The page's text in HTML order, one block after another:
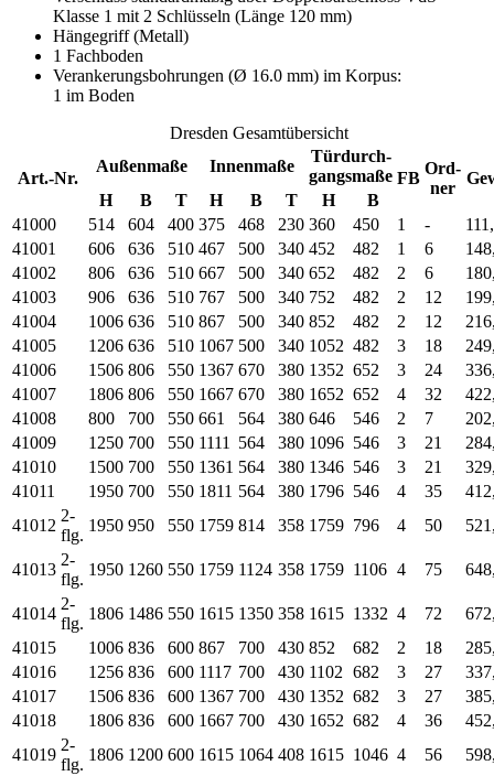
Klasse 1 mit 2 Schlüsseln (Länge 120 mm)
Hängegriff (Metall)
1 Fachboden
Verankerungsbohrungen (Ø 16.0 mm) im Korpus:
1 im Boden
Dresden Gesamtübersicht
Art.-Nr.
Außenmaße Innenmaße
Türdurch-
gangsmaße FB
Ord-
ner
H
B T H B T H
B
41000
514 604 400 375 468 230 360 450 1 -
41001
606 636 510 467 500 340 452 482 1 6
41002
806 636 510 667 500 340 652 482 2 6
41003
906 636 510 767 500 340 752 482 2 12
41004
1006 636 510 867 500 340 852 482 2 12
41005
1206 636 510 1067 500 340 1052 482 3 18
41006
1506 806 550 1367 670 380 1352 652 3 24
41007
1806 806 550 1667 670 380 1652 652 4 32
41008
800 700 550 661 564 380 646 546 2 7
41009
1250 700 550 1111 564 380 1096 546 3 21
41010
1500 700 550 1361 564 380 1346 546 3 21
41011
1950 700 550 1811 564 380 1796 546 4 35
41012
2-
flg.
1950 950 550 1759 814 358 1759 796 4 50
41013
2-
flg.
1950 1260 550 1759 1124 358 1759 1106 4 75
41014
2-
flg.
1806 1486 550 1615 1350 358 1615 1332 4 72
41015
1006 836 600 867 700 430 852 682 2 18
41016
1256 836 600 1117 700 430 1102 682 3 27
41017
1506 836 600 1367 700 430 1352 682 3 27
41018
1806 836 600 1667 700 430 1652 682 4 36
41019
2-
flg.
1806 1200 600 1615 1064 408 1615 1046 4 56